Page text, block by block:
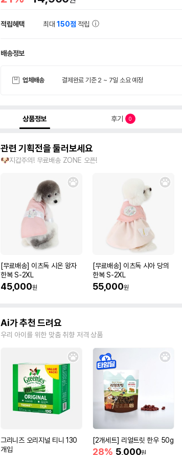
적립혜택 최대150점 적립
배송정보
업체배송 결제완료 기준 2 ~ 7일 소요 예정
상품정보 후기 0
관련 기획전을 둘러보세요
🐶지갑주의! 무료배송 ZONE 오픈!
[무료배송] 이츠독 시온 왕자
한복 S-2XL
45,000원
[무료배송] 이츠독 시아 당의
한복 S-2XL
55,000원
Ai가 추천 드려요
우리 아이를 위한 맞춤 취향 저격 상품
그리니즈 오리지널 티니 130
개입
[2개세트] 리얼트릿 한우 50g
28% 5,000원